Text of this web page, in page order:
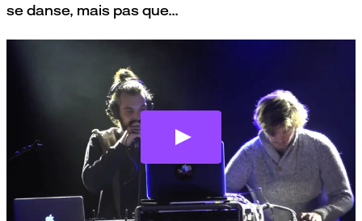
se danse, mais pas que...